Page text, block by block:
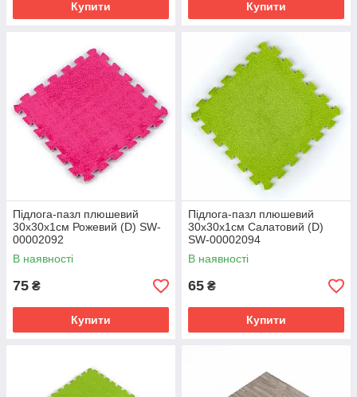
Купити Купити
Підлога-пазл плюшевий
30х30х1см Рожевий (D) SW-
00002092
В наявності
75 ₴
Купити
Підлога-пазл плюшевий
30х30х1см Салатовий (D)
SW-00002094
В наявності
65 ₴
Купити